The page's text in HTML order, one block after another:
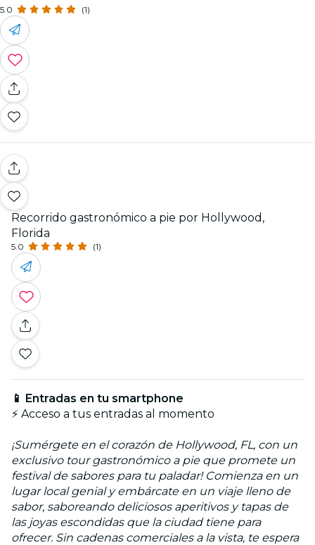
5.0 (1)
Recorrido gastronómico a pie por Hollywood,
Florida
5.0 (1)
📱 Entradas en tu smartphone
⚡ Acceso a tus entradas al momento
¡Sumérgete en el corazón de Hollywood, FL, con un
exclusivo tour gastronómico a pie que promete un
festival de sabores para tu paladar! Comienza en un
lugar local genial y embárcate en un viaje lleno de
sabor, saboreando deliciosos aperitivos y tapas de
las joyas escondidas que la ciudad tiene para
ofrecer. Sin cadenas comerciales a la vista, te espera